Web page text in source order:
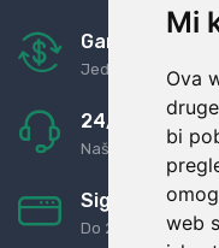
Mi
Ova
bi
web
Garancija u
Jednostavno
24/7 odlična
Naši agenti uvijek
Sigurno
Do 24 rata bez